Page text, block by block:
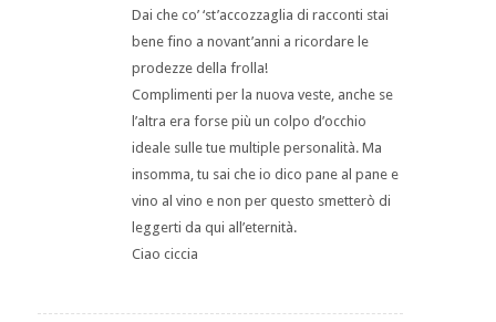
Dai che co’ ‘st’accozzaglia di racconti stai
bene fino a novant’anni a ricordare le
prodezze della frolla!
Complimenti per la nuova veste, anche se
l’altra era forse più un colpo d’occhio
ideale sulle tue multiple personalità. Ma
insomma, tu sai che io dico pane al pane e
vino al vino e non per questo smetterò di
leggerti da qui all’eternità.
Ciao ciccia